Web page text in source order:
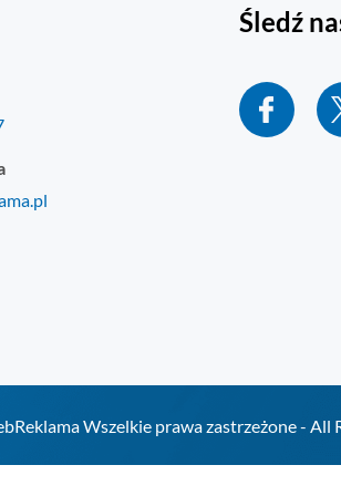
Śledź
Wszelkie prawa zastrzeżone - All